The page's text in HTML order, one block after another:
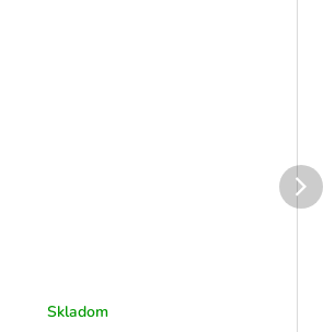
Skladom